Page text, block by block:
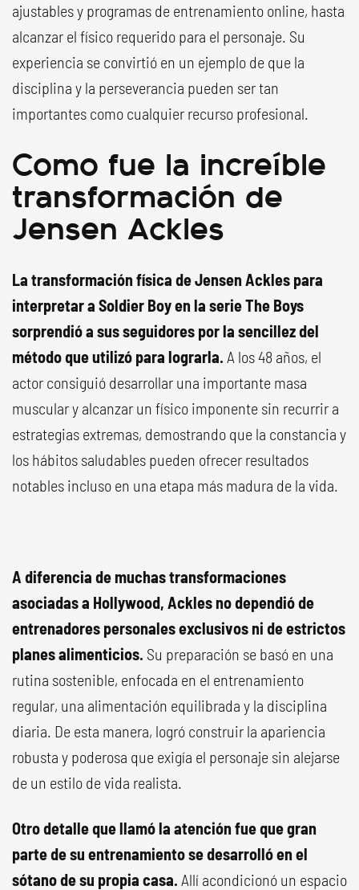
ajustables y programas de entrenamiento online, hasta
alcanzar el físico requerido para el personaje. Su
experiencia se convirtió en un ejemplo de que la
disciplina y la perseverancia pueden ser tan
importantes como cualquier recurso profesional.
Como fue la increíble
transformación de
Jensen Ackles
La transformación física de Jensen Ackles para
interpretar a Soldier Boy en la serie The Boys
sorprendió a sus seguidores por la sencillez del
método que utilizó para lograrla. A los 48 años, el
actor consiguió desarrollar una importante masa
muscular y alcanzar un físico imponente sin recurrir a
estrategias extremas, demostrando que la constancia y
los hábitos saludables pueden ofrecer resultados
notables incluso en una etapa más madura de la vida.
A diferencia de muchas transformaciones
asociadas a Hollywood, Ackles no dependió de
entrenadores personales exclusivos ni de estrictos
planes alimenticios. Su preparación se basó en una
rutina sostenible, enfocada en el entrenamiento
regular, una alimentación equilibrada y la disciplina
diaria. De esta manera, logró construir la apariencia
robusta y poderosa que exigía el personaje sin alejarse
de un estilo de vida realista.
Otro detalle que llamó la atención fue que gran
parte de su entrenamiento se desarrolló en el
sótano de su propia casa. Allí acondicionó un espacio